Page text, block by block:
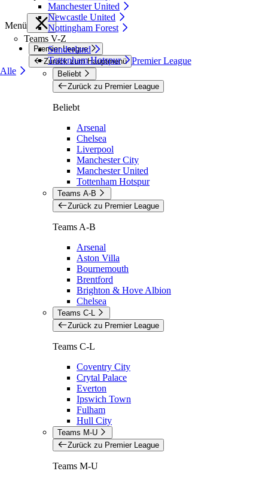
Manchester United
Newcastle United
Nottingham Forest
Teams V-Z
Sunderland
Tottenham Hotspur
Alle
Menü
Premier League
Zurück zum Hauptmenü Premier League
Beliebt
Zurück zu Premier League
Beliebt
Arsenal
Chelsea
Liverpool
Manchester City
Manchester United
Tottenham Hotspur
Teams A-B
Zurück zu Premier League
Teams A-B
Arsenal
Aston Villa
Bournemouth
Brentford
Brighton & Hove Albion
Chelsea
Teams C-L
Zurück zu Premier League
Teams C-L
Coventry City
Crytal Palace
Everton
Ipswich Town
Fulham
Hull City
Teams M-U
Zurück zu Premier League
Teams M-U